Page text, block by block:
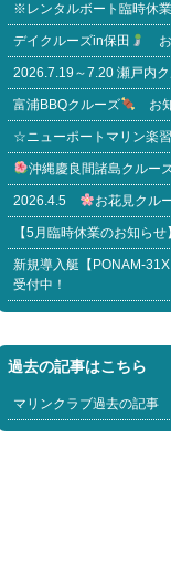
※レンタルボート臨時休
デイクルーズin保田 お
2026.7.19～7.20 瀬戸内
富浦BBQクルーズ お
☆ニューポートマリン楽
沖縄慶良間諸島クルー
2026.4.5 お花見クル
【5月臨時休業のお知らせ
新規導入艇【PONAM-
受付中！
過去の記事はこちら
マリンクラブ過去の記事